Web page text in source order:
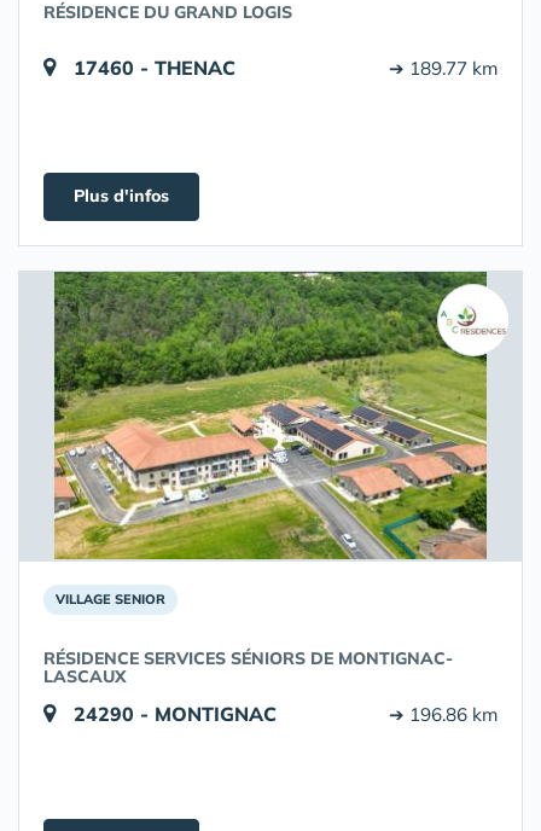
RÉSIDENCE DU GRAND LOGIS
17460 - THENAC ➔ 189.77 km
Plus d'infos
VILLAGE SENIOR
RÉSIDENCE SERVICES SÉNIORS DE MONTIGNAC-
LASCAUX
24290 - MONTIGNAC ➔ 196.86 km